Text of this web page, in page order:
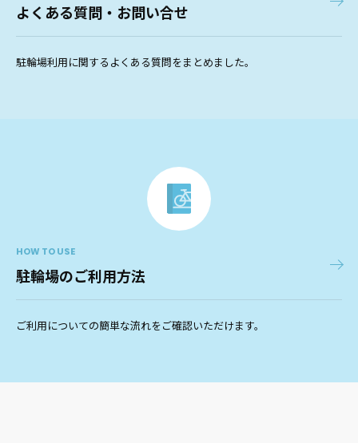
よくある質問・お問い合せ
駐輪場利用に関するよくある質問をまとめました。
HOW TO USE
駐輪場のご利用方法
ご利用についての簡単な流れをご確認いただけます。